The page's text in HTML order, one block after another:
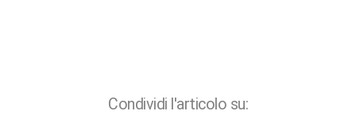
Condividi l'articolo su: